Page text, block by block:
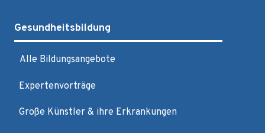
Gesundheitsbildung
Alle Bildungsangebote
Expertenvorträge
Große Künstler & ihre Erkrankungen